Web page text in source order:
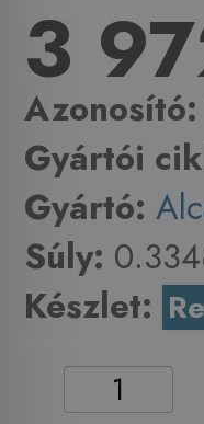
3
Azonosító:
Gyártói
Gyártó:
Súly:
Készlet: